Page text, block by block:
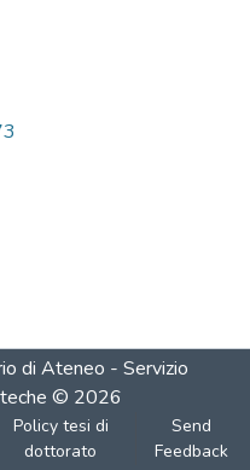
di Ateneo - Servizio
© 2026
Policy tesi di
dottorato
Send
Feedback